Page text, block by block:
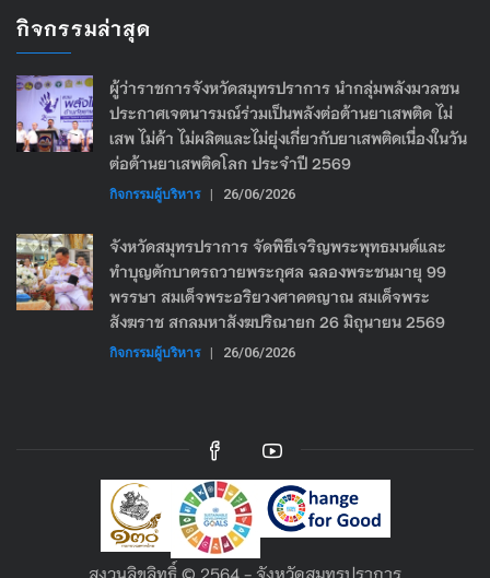
กิจกรรมล่าสุด
ผู้ว่าราชการจังหวัดสมุทรปราการ นำกลุ่มพลังมวลชน
ประกาศเจตนารมณ์ร่วมเป็นพลังต่อต้านยาเสพติด ไม่
เสพ ไม่ค้า ไม่ผลิตและไม่ยุ่งเกี่ยวกับยาเสพติดเนื่องในวัน
ต่อต้านยาเสพติดโลก ประจำปี 2569
กิจกรรมผู้บริหาร | 26/06/2026
จังหวัดสมุทรปราการ จัดพิธีเจริญพระพุทธมนต์และ
ทำบุญตักบาตรถวายพระกุศล ฉลองพระชนมายุ 99
พรรษา สมเด็จพระอริยวงศาคตญาณ สมเด็จพระ
สังฆราช สกลมหาสังฆปริณายก 26 มิถุนายน 2569
กิจกรรมผู้บริหาร | 26/06/2026
สงวนลิขลิทธิ์ © 2564 - จังหวัดสมุทรปราการ